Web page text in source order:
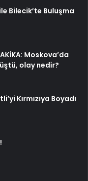
Bilecik’te Buluşma
Moskova’da
olay nedir?
Kırmızıya Boyadı